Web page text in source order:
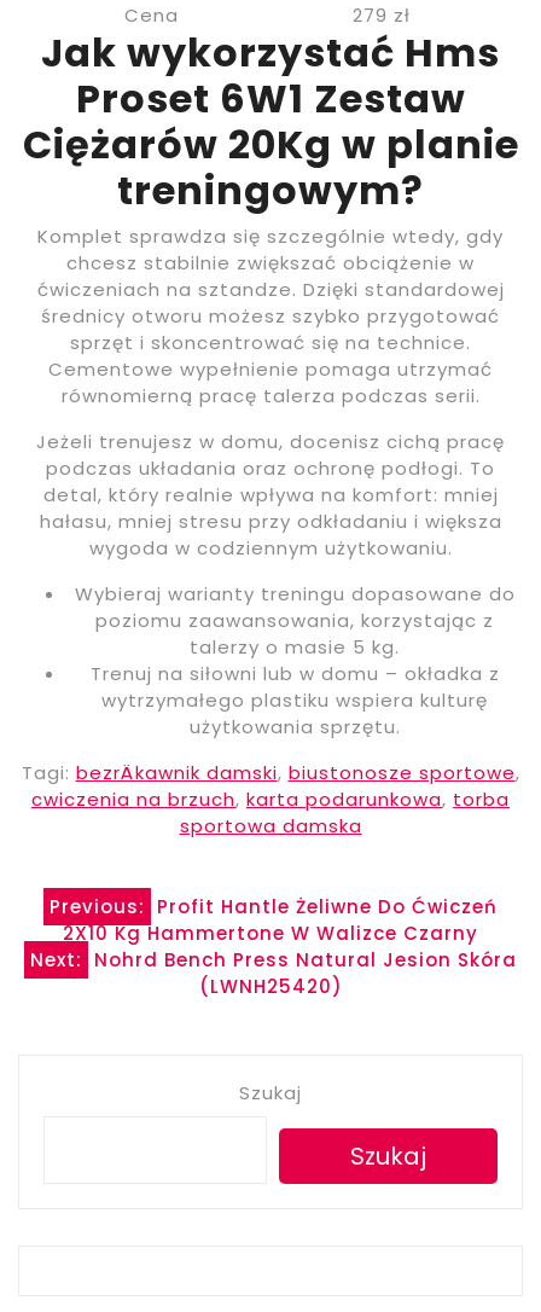
Cena
279 zł
Jak wykorzystać Hms
Proset 6W1 Zestaw
Ciężarów 20Kg w planie
treningowym?
Komplet sprawdza się szczególnie wtedy, gdy
chcesz stabilnie zwiększać obciążenie w
ćwiczeniach na sztandze. Dzięki standardowej
średnicy otworu możesz szybko przygotować
sprzęt i skoncentrować się na technice.
Cementowe wypełnienie pomaga utrzymać
równomierną pracę talerza podczas serii.
Jeżeli trenujesz w domu, docenisz cichą pracę
podczas układania oraz ochronę podłogi. To
detal, który realnie wpływa na komfort: mniej
hałasu, mniej stresu przy odkładaniu i większa
wygoda w codziennym użytkowaniu.
Wybieraj warianty treningu dopasowane do
poziomu zaawansowania, korzystając z
talerzy o masie 5 kg.
Trenuj na siłowni lub w domu – okładka z
wytrzymałego plastiku wspiera kulturę
użytkowania sprzętu.
Tagi: bezrÄkawnik damski, biustonosze sportowe,
cwiczenia na brzuch, karta podarunkowa, torba
sportowa damska
Nawigacja
wpisu
Previous:
Profit Hantle Żeliwne Do Ćwiczeń
2X10 Kg Hammertone W Walizce Czarny
Next:
Nohrd Bench Press Natural Jesion Skóra
(LWNH25420)
Szukaj
Szukaj